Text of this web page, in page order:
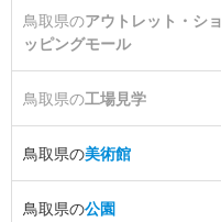
鳥取県のアウトレット・ショ
ッピングモール
鳥取県の工場見学
鳥取県の美術館
鳥取県の公園